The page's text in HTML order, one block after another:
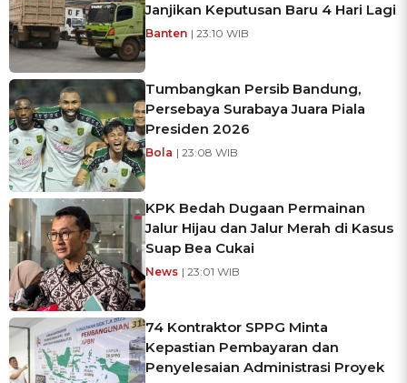
Janjikan Keputusan Baru 4 Hari Lagi
Banten | 23:10 WIB
Tumbangkan Persib Bandung,
Persebaya Surabaya Juara Piala
Presiden 2026
Bola | 23:08 WIB
KPK Bedah Dugaan Permainan
Jalur Hijau dan Jalur Merah di Kasus
Suap Bea Cukai
News | 23:01 WIB
74 Kontraktor SPPG Minta
Kepastian Pembayaran dan
Penyelesaian Administrasi Proyek